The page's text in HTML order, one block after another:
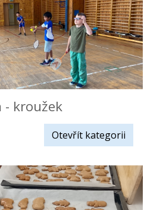
- kroužek
Otevřít kategorii